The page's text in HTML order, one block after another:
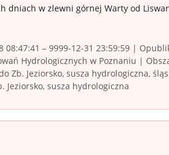
dniach w zlewni górnej Warty od
– 9999-12-31 23:59:59 |
Hydrologicznych w Poznaniu |
Zb. Jeziorsko, susza hydrologiczna,
Jeziorsko, susza hydrologiczna